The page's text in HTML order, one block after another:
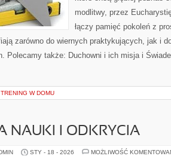
modlitwy, przez
łączy pamięć pokoleń z
zarówno do wiernych praktykujących, jak i
Polecamy także: Duchowni i ich misja i
TRENING W DOMU
NAUKI I ODKRYCIA
STY - 18 - 2026 MOŻLIWOŚĆ